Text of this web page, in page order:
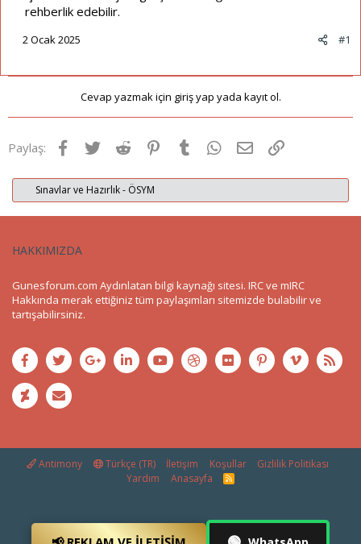
rehberlik edebilir.
#1
2 Ocak 2025
Cevap yazmak için giriş yap yada kayıt ol.
Paylaş: Facebook
TwitterReddit Pinterest
Tumblr WhatsApp
E-postaLink
Sınavlar ve Hazırlık - ÖSYM
HAKKIMIZDA
Gunesforum.com Aydınlatan bilgi kaynağı sitesi. IRC ve mIRC
Hakkında merak ettiğiniz tüm paylaşımları sitemizde bulabilir ve
tartışabilirsiniz.
Antimony Türkçe (TR) İletişim Koşullar
Gizlilik Politikası
Yardım
Anasayfa
R
S